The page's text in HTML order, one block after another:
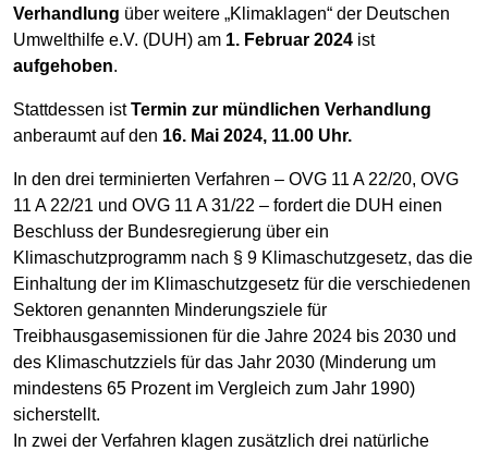
Verhandlung über weitere „Klimaklagen“ der Deutschen
Umwelthilfe e.V. (DUH) am 1. Februar 2024 ist
aufgehoben.
Stattdessen istTermin zur mündlichen Verhandlung
anberaumt auf den 16. Mai 2024, 11.00 Uhr.
In den drei terminierten Verfahren – OVG 11 A 22/20, OVG
11 A 22/21 und OVG 11 A 31/22 – fordert die DUH einen
Beschluss der Bundesregierung über ein
Klimaschutzprogramm nach § 9 Klimaschutzgesetz, das die
Einhaltung der im Klimaschutzgesetz für die verschiedenen
Sektoren genannten Minderungsziele für
Treibhausgasemissionen für die Jahre 2024 bis 2030 und
des Klimaschutzziels für das Jahr 2030 (Minderung um
mindestens 65 Prozent im Vergleich zum Jahr 1990)
sicherstellt.
In zwei der Verfahren klagen zusätzlich drei natürliche